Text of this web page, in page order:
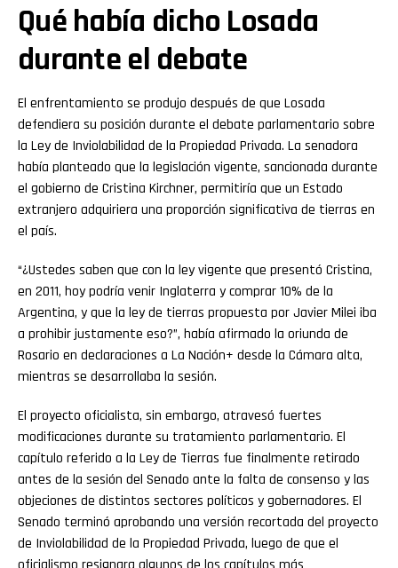
Qué había dicho Losada
durante el debate
El enfrentamiento se produjo después de que Losada
defendiera su posición durante el debate parlamentario sobre
la Ley de Inviolabilidad de la Propiedad Privada. La senadora
había planteado que la legislación vigente, sancionada durante
el gobierno de Cristina Kirchner, permitiría que un Estado
extranjero adquiriera una proporción significativa de tierras en
el país.
“¿Ustedes saben que con la ley vigente que presentó Cristina,
en 2011, hoy podría venir Inglaterra y comprar 10% de la
Argentina, y que la ley de tierras propuesta por Javier Milei iba
a prohibir justamente eso?”, había afirmado la oriunda de
Rosario en declaraciones a La Nación+ desde la Cámara alta,
mientras se desarrollaba la sesión.
El proyecto oficialista, sin embargo, atravesó fuertes
modificaciones durante su tratamiento parlamentario. El
capítulo referido a la Ley de Tierras fue finalmente retirado
antes de la sesión del Senado ante la falta de consenso y las
objeciones de distintos sectores políticos y gobernadores. El
Senado terminó aprobando una versión recortada del proyecto
de Inviolabilidad de la Propiedad Privada, luego de que el